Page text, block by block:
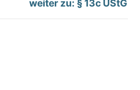
weiter zu: § 13c UStG